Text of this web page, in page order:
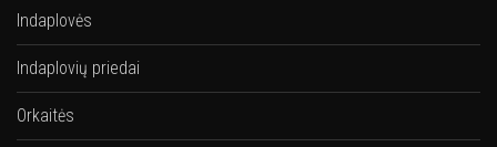
Indaplovės
Indaplovių priedai
Orkaitės